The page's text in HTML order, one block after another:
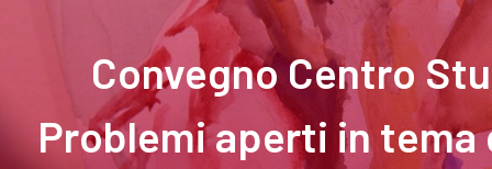
Convegno Centro
Problemi aperti in